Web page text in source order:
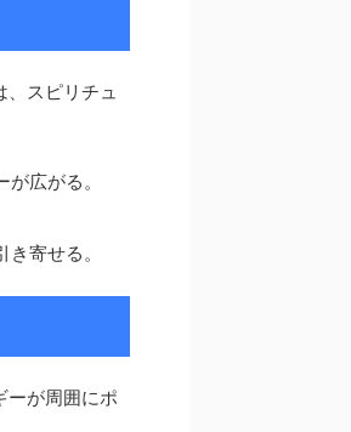
スピリチュ
広がる。
寄せる。
ーが周囲にポ